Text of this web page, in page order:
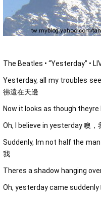
The Beatles • “Yesterday” •
Yesterday, all my troubles
彿遠在天邊
Now it looks as though
Oh, I believe in yesterday 噢，
Suddenly, Im not half the
我
Theres a shadow hanging
Oh, yesterday came suddenly